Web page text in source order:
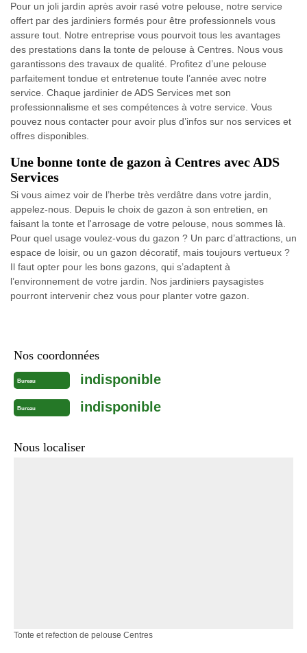
Pour un joli jardin après avoir rasé votre pelouse, notre service
offert par des jardiniers formés pour être professionnels vous
assure tout. Notre entreprise vous pourvoit tous les avantages
des prestations dans la tonte de pelouse à Centres. Nous vous
garantissons des travaux de qualité. Profitez d’une pelouse
parfaitement tondue et entretenue toute l’année avec notre
service. Chaque jardinier de ADS Services met son
professionnalisme et ses compétences à votre service. Vous
pouvez nous contacter pour avoir plus d’infos sur nos services et
offres disponibles.
Une bonne tonte de gazon à Centres avec ADS
Services
Si vous aimez voir de l’herbe très verdâtre dans votre jardin,
appelez-nous. Depuis le choix de gazon à son entretien, en
faisant la tonte et l'arrosage de votre pelouse, nous sommes là.
Pour quel usage voulez-vous du gazon ? Un parc d’attractions, un
espace de loisir, ou un gazon décoratif, mais toujours vertueux ?
Il faut opter pour les bons gazons, qui s’adaptent à
l’environnement de votre jardin. Nos jardiniers paysagistes
pourront intervenir chez vous pour planter votre gazon.
Nos coordonnées
Bureau indisponible
Bureau indisponible
Nous localiser
Tonte et refection de pelouse Centres